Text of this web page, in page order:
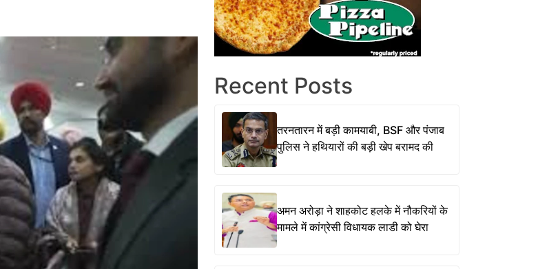
Recent Posts
तरनतारन में बड़ी कामयाबी, BSF और पंजाब
पुलिस ने हथियारों की बड़ी खेप बरामद की
अमन अरोड़ा ने शाहकोट हलके में नौकरियों के
मामले में कांग्रेसी विधायक लाडी को घेरा